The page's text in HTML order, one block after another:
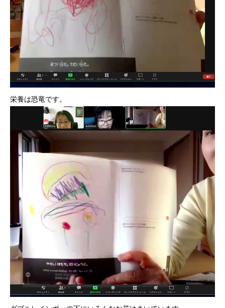
栄養は恐竜です。